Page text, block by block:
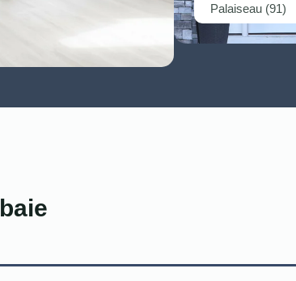
Palaiseau (91)